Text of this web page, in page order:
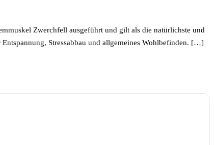
Zwerchfell ausgeführt und gilt als die natürlichste und
Stressabbau und allgemeines Wohlbefinden. […]